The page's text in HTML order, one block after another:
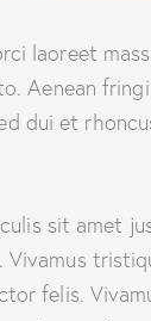
laoreet
Aenean
dui et
sit amet
Vivamus
felis.